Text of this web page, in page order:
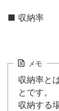
■ 収納率
メモ
収納率と
とです。
収納する